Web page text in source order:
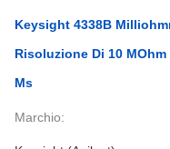
Keysight 4338B
Risoluzione Di 10 ΜOhm
Ms
Marchio: